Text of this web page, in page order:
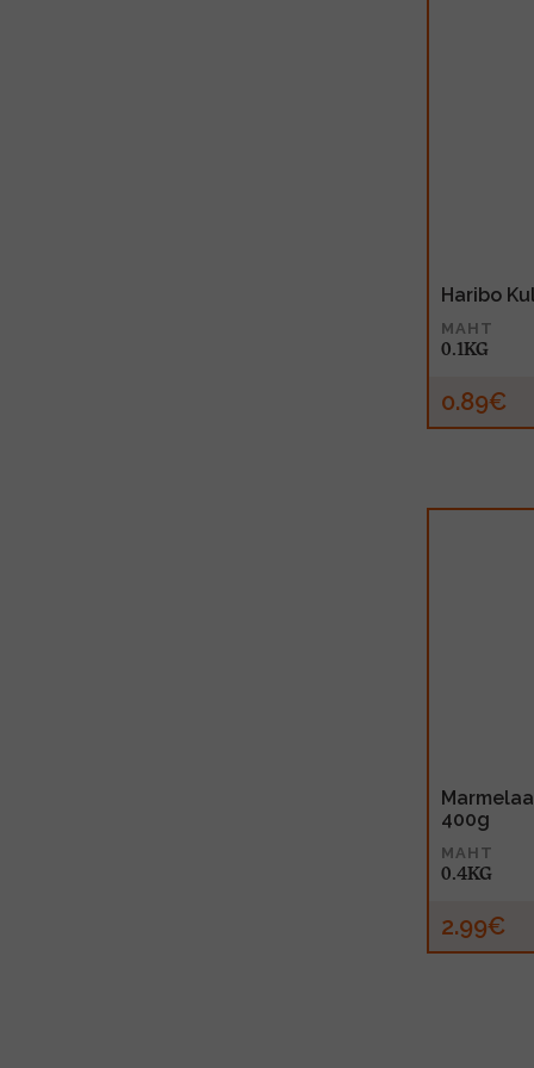
Haribo
MAHT
0.1KG
0.89€
400g
MAHT
0.4KG
2.99€